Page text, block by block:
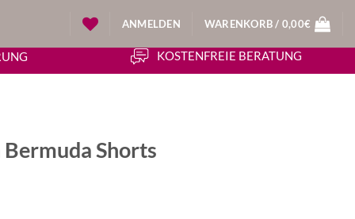
ANMELDEN WARENKORB / 0,00€
KOSTENFREIE BERATUNG
Shorts